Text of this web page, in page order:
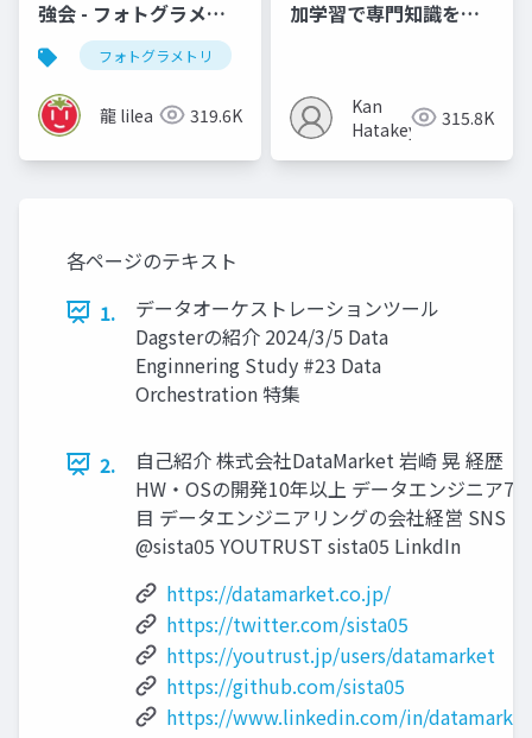
強会 - フォトグラメト
リ」
フォトグラメトリ
龍 lilea 319.6K
加学習で専門知識を教
Kan
Hatakeyama315.8K
各ページのテキスト
1.
データオーケストレーションツール
Dagsterの紹介 2024/3/5 Data
Enginnering Study #23 Data
Orchestration 特集
2.
自己紹介 株式会社DataMarket 岩崎 晃 経歴
HW・OSの開発10年以上 データエンジニア7年
目 データエンジニアリングの会社経営 SNS
@sista05 YOUTRUST sista05 LinkdIn
https://datamarket.co.jp/
https://twitter.com/sista05
https://youtrust.jp/users/datamarket
https://github.com/sista05
https://www.linkedin.com/in/